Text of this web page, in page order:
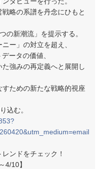
略の系譜を丹念にひもと
の新潮流」を提示する。
ー」の対立を超え、
ータの価値、
強みの再定義へと展開し
ための新たな戦略的視座
込む。
ンドをチェック！
4/10】